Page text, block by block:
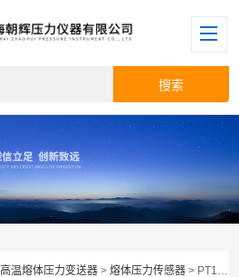
高温熔体压力变送器 >熔体压力传感器 > PT124G-123熔喷布高温熔体压力传感器生产厂家